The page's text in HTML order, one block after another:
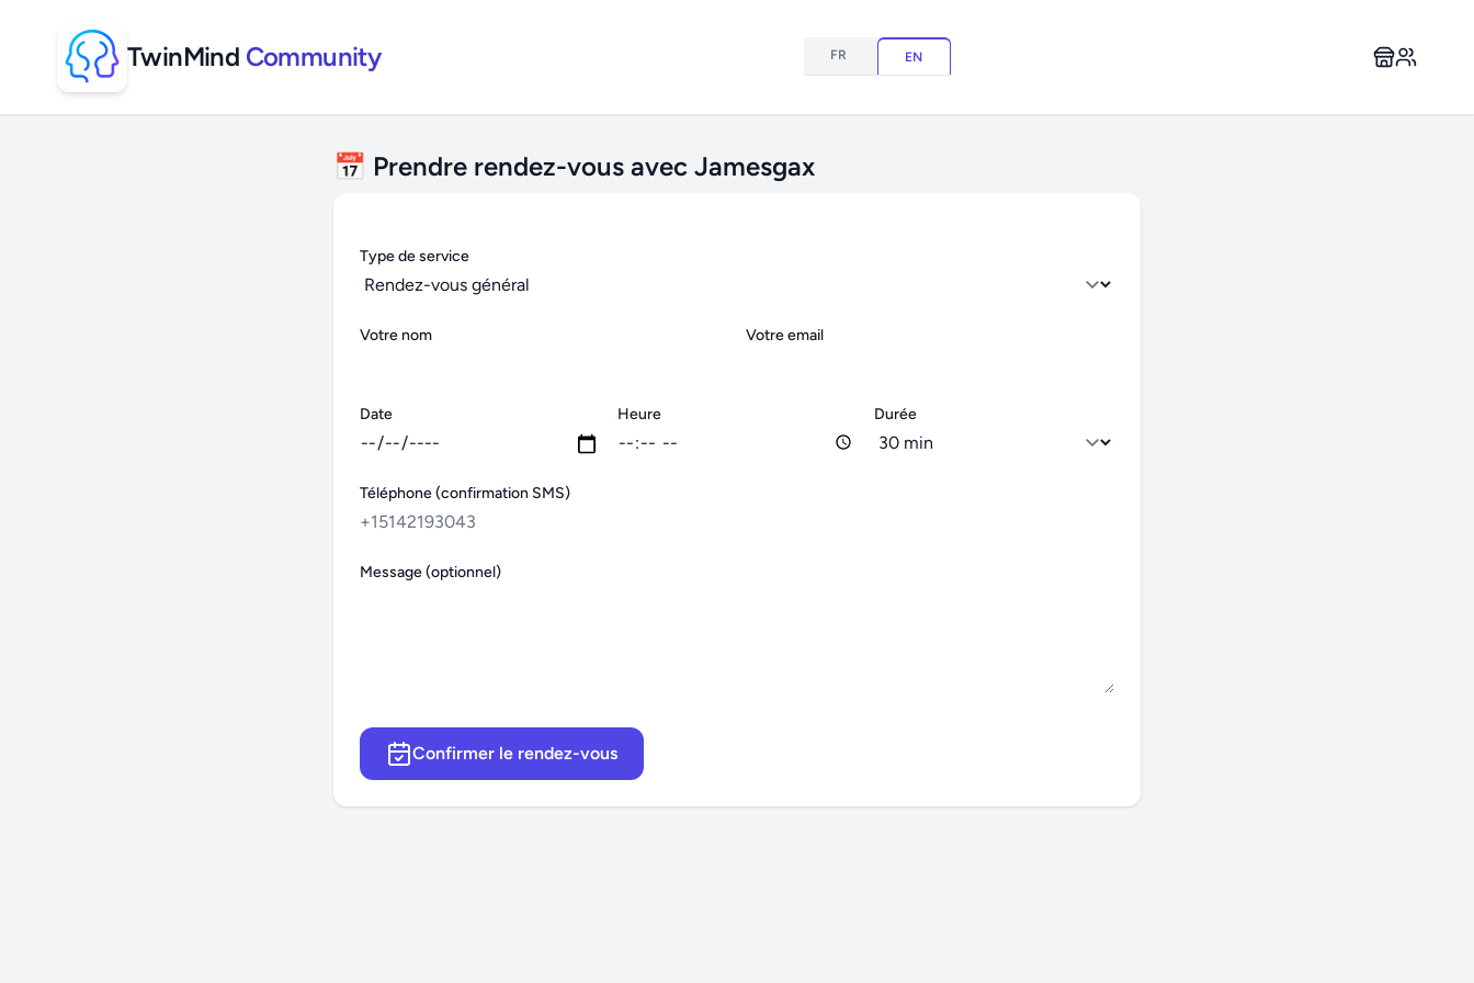
TwinMind Community FR EN
📅 Prendre rendez-vous avec Jamesgax
Type de service
Votre nom Votre email
Date Heure Durée
Téléphone (confirmation SMS)
Message (optionnel)
Confirmer le rendez-vous